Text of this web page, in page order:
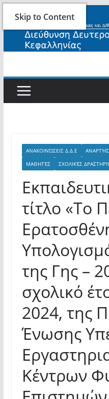
Skip to Content
Skip
content
ΑΝΑΚΟΙΝΏΣΕΙΣ Δ.Δ.Ε
ΜΑΘΗΤΈΣ
ΣΧΟΛΙΚΈΣ
τίτλο «Το
της Γης –
σχολικό
2024, της
Ένωσης
Κέντρων